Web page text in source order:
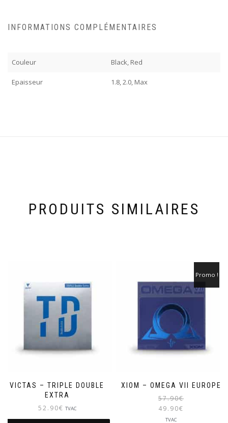
INFORMATIONS COMPLÉMENTAIRES
Couleur Black, Red
Epaisseur 1.8, 2.0, Max
PRODUITS SIMILAIRES
VICTAS – TRIPLE DOUBLE
EXTRA
52.90€ TVAC
XIOM – OMEGA VII EUROPE
Promo !
57.90€
49.90€
Le
TVAC